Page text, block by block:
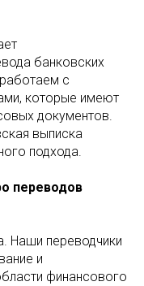
банковских
с
которые имеют
документов.
выписка
подхода.
переводов
Наши переводчики
и
финансового